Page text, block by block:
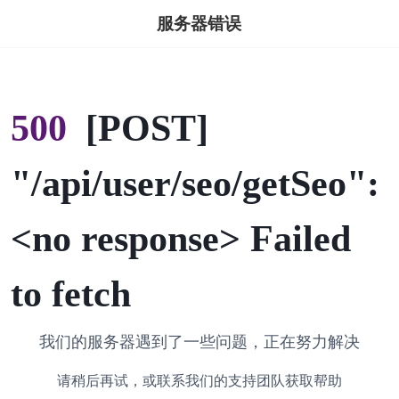
服务器错误
500 [POST]
"/api/user/seo/getSeo":
<no response> Failed
to fetch
我们的服务器遇到了一些问题，正在努力解决
请稍后再试，或联系我们的支持团队获取帮助